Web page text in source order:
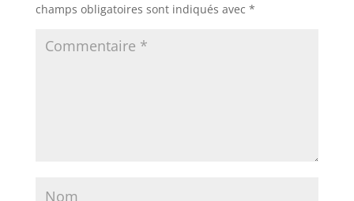
champs obligatoires sont indiqués avec *